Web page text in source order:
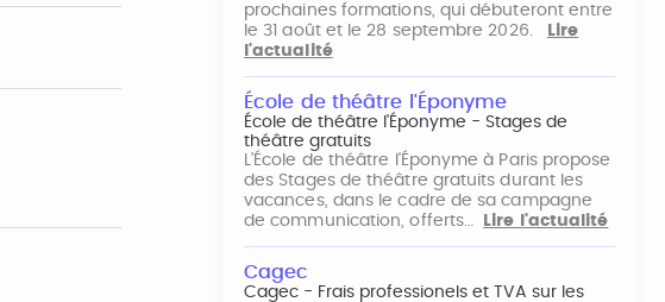
prochaines formations, qui débuteront entre
le 31 août et le 28 septembre 2026.
Lire
l'actualité
École de théâtre l'Éponyme
École de théâtre l'Éponyme - Stages de
théâtre gratuits
L'École de théâtre l'Éponyme à Paris propose
des Stages de théâtre gratuits durant les
vacances, dans le cadre de sa campagne
de communication, offerts…
Lire l'actualité
Cagec
Cagec - Frais professionels et TVA sur les